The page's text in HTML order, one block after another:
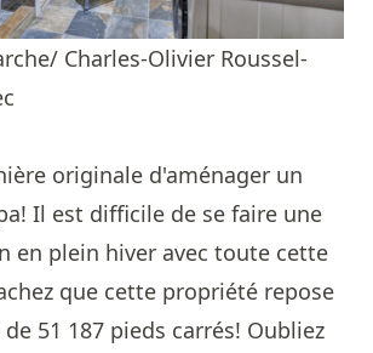
Charles-Olivier Roussel-
originale d'aménager un
Il est difficile de se faire une
en plein hiver avec toute cette
que cette propriété repose
51 187 pieds carrés! Oubliez